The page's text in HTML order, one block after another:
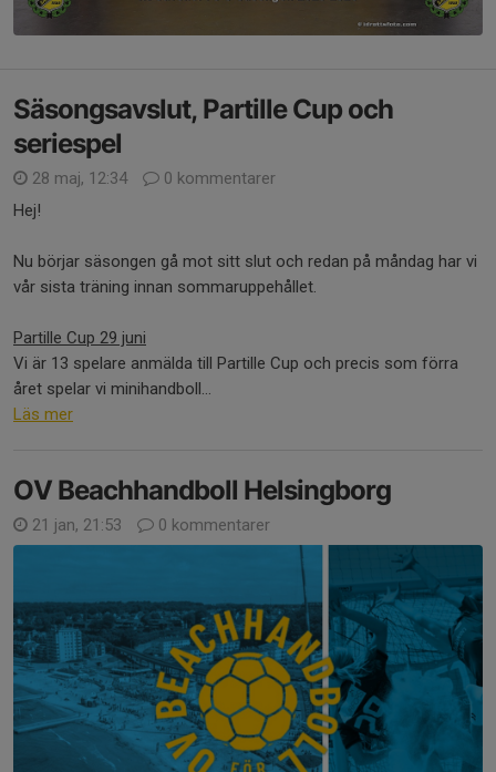
Säsongsavslut, Partille Cup och
seriespel
28 maj, 12:34
0 kommentarer
Hej!
Nu börjar säsongen gå mot sitt slut och redan på måndag har vi
vår sista träning innan sommaruppehållet.
Partille Cup 29 juni
Vi är 13 spelare anmälda till Partille Cup och precis som förra
året spelar vi minihandboll...
Läs mer
OV Beachhandboll Helsingborg
21 jan, 21:53 0 kommentarer